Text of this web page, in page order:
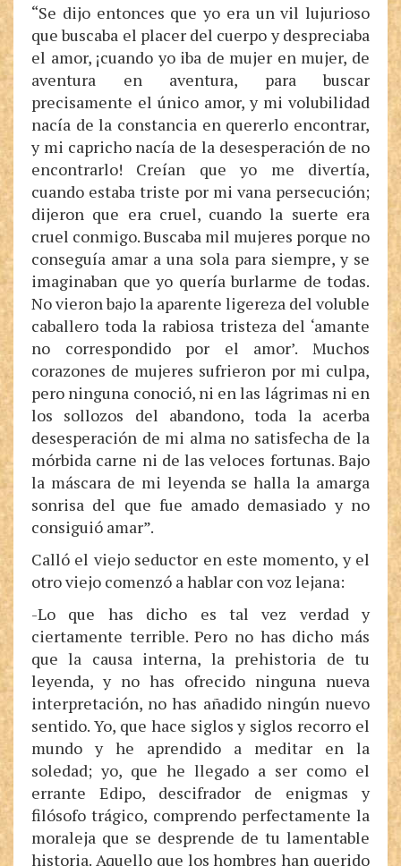
“Se dijo entonces que yo era un vil lujurioso
que buscaba el placer del cuerpo y despreciaba
el amor, ¡cuando yo iba de mujer en mujer, de
aventura en aventura, para buscar
precisamente el único amor, y mi volubilidad
nacía de la constancia en quererlo encontrar,
y mi capricho nacía de la desesperación de no
encontrarlo! Creían que yo me divertía,
cuando estaba triste por mi vana persecución;
dijeron que era cruel, cuando la suerte era
cruel conmigo. Buscaba mil mujeres porque no
conseguía amar a una sola para siempre, y se
imaginaban que yo quería burlarme de todas.
No vieron bajo la aparente ligereza del voluble
caballero toda la rabiosa tristeza del ‘amante
no correspondido por el amor’. Muchos
corazones de mujeres sufrieron por mi culpa,
pero ninguna conoció, ni en las lágrimas ni en
los sollozos del abandono, toda la acerba
desesperación de mi alma no satisfecha de la
mórbida carne ni de las veloces fortunas. Bajo
la máscara de mi leyenda se halla la amarga
sonrisa del que fue amado demasiado y no
consiguió amar”.
Calló el viejo seductor en este momento, y el
otro viejo comenzó a hablar con voz lejana:
-Lo que has dicho es tal vez verdad y
ciertamente terrible. Pero no has dicho más
que la causa interna, la prehistoria de tu
leyenda, y no has ofrecido ninguna nueva
interpretación, no has añadido ningún nuevo
sentido. Yo, que hace siglos y siglos recorro el
mundo y he aprendido a meditar en la
soledad; yo, que he llegado a ser como el
errante Edipo, descifrador de enigmas y
filósofo trágico, comprendo perfectamente la
moraleja que se desprende de tu lamentable
historia. Aquello que los hombres han querido